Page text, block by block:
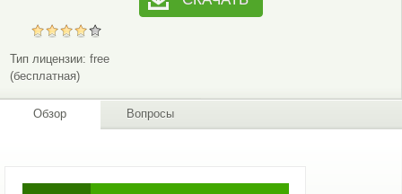
Тип лицензии: free
(бесплатная)
Обзор Вопросы